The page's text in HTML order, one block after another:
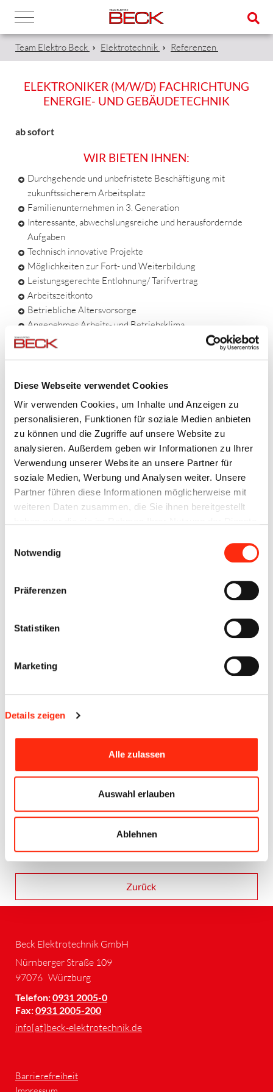
Diese Webseite verwendet Cookies
Wir verwenden Cookies, um Inhalte und Anzeigen zu
personalisieren, Funktionen für soziale Medien anbieten
zu können und die Zugriffe auf unsere Website zu
analysieren. Außerdem geben wir Informationen zu Ihrer
Verwendung unserer Website an unsere Partner für
soziale Medien, Werbung und Analysen weiter. Unsere
Partner führen diese Informationen möglicherweise mit
weiteren Daten zusammen, die Sie ihnen bereitgestellt
Notwendig
Präferenzen
Statistiken
Marketing
Details zeigen
Alle zulassen
Auswahl erlauben
Ablehnen
Team Elektro Beck Elektrotechnik Referenzen
ELEKTRONIKER (M/W/D) FACHRICHTUNG
ENERGIE- UND GEBÄUDETECHNIK
ab sofort
WIR BIETEN IHNEN:
Durchgehende und unbefristete Beschäftigung mit
zukunftssicherem Arbeitsplatz
Familienunternehmen in 3. Generation
Interessante, abwechslungsreiche und herausfordernde
Aufgaben
Technisch innovative Projekte
Möglichkeiten zur Fort- und Weiterbildung
Leistungsgerechte Entlohnung/ Tarifvertrag
Arbeitszeitkonto
Betriebliche Altersvorsorge
Angenehmes Arbeits- und Betriebsklima
Personalrabatte
Weihnachtsgeld gestaffelt nach Betriebszugehörigkeit
IHRE AUFGABEN SIND:
Einweisung und Kontrolle von Mitarbeitern auf den
Baustellen
Erstellung von Aufmaßen und Einhalten von
kalkulatorischen Bauzeiten
Eigenverantwortliches Erstellen der
Baustellendokumentationen
Facharbeiter mit Berufserfahrung und Fachkenntnissen
Führerschein Klasse B
Teamfähigkeit
DIE BEWERBUNG RICHTEN SIE AN:
Team Elektro Beck GmbH & Co. KG
Telefon: +49 931 2005-0
E-Mail:jobs@team-beck.de(es werden nur PDF´s
Zurück
Beck Elektrotechnik GmbH
Nürnberger Straße 109
97076 Würzburg
Telefon:0931 2005-0
Fax:0931 2005-200
info[at]beck-elektrotechnik.de
Barrierefreiheit